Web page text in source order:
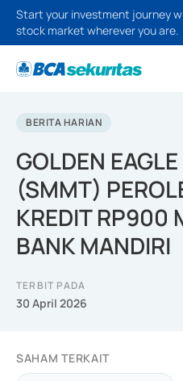
Start your investment journey
stock market wherever you are.
BERITA HARIAN
GOLDEN
(SMMT)
KREDIT RP900
BANK MANDIRI
TERBIT PADA
30 April 2026
SAHAM TERKAIT